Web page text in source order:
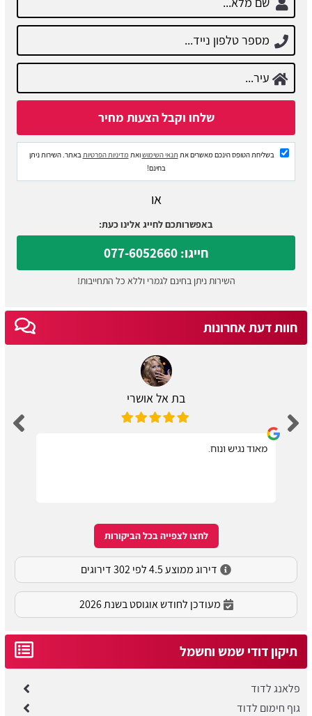
בשליחת הטופס הינכם מאשרים את תנאי השימושואת מדיניות הפרטיותבאתר. השירות ניתן
בחינם!
או
באפשרותכם לחייג אלינו כעת:
חייגו: 077-6052660
השירות ניתן בחינם לגמרי וללא כל התחייבות!
חוות דעת אחרונות
בת אל אושרי
מאוד נגיש ונוח.
לחצו לצפייה בכל הביקורות
דירוג ממוצע 4.5 לפי 302 דירוגים
מעודכן לחודש אוגוסט בשנת 2026
תיקון דודי שמש וחשמל
פלאנג לדוד
גוף חימום לדוד